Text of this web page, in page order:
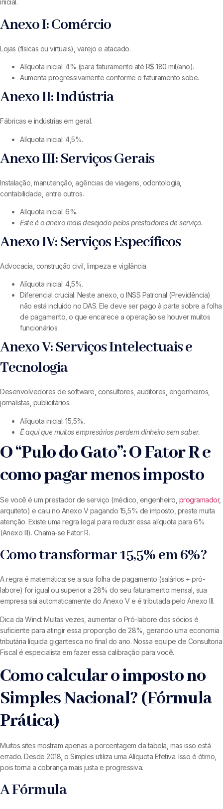
inicial.
Anexo I: Comércio
Lojas (físicas ou virtuais), varejo e atacado.
Alíquota inicial: 4% (para faturamento até R$ 180 mil/ano).
Aumenta progressivamente conforme o faturamento sobe.
Anexo II: Indústria
Fábricas e indústrias em geral.
Alíquota inicial: 4,5%.
Anexo III: Serviços Gerais
Instalação, manutenção, agências de viagens, odontologia,
contabilidade, entre outros.
Alíquota inicial: 6%.
Este é o anexo mais desejado pelos prestadores de serviço.
Anexo IV: Serviços Específicos
Advocacia, construção civil, limpeza e vigilância.
Alíquota inicial: 4,5%.
Diferencial crucial: Neste anexo, o INSS Patronal (Previdência)
não está incluído no DAS. Ele deve ser pago à parte sobre a folha
de pagamento, o que encarece a operação se houver muitos
funcionários.
Anexo V: Serviços Intelectuais e
Tecnologia
Desenvolvedores de software, consultores, auditores, engenheiros,
jornalistas, publicitários.
Alíquota inicial: 15,5%.
É aqui que muitos empresários perdem dinheiro sem saber.
O “Pulo do Gato”: O Fator R e
como pagar menos imposto
Se você é um prestador de serviço (médico, engenheiro, programador,
arquiteto) e caiu no Anexo V pagando 15,5% de imposto, preste muita
atenção. Existe uma regra legal para reduzir essa alíquota para 6%
(Anexo III). Chama-se Fator R.
Como transformar 15,5% em 6%?
A regra é matemática: se a sua folha de pagamento (salários + pró-
labore) for igual ou superior a 28% do seu faturamento mensal, sua
empresa sai automaticamente do Anexo V e é tributada pelo Anexo III.
Dica da Wind: Muitas vezes, aumentar o Pró-labore dos sócios é
suficiente para atingir essa proporção de 28%, gerando uma economia
tributária líquida gigantesca no final do ano. Nossa equipe de Consultoria
Fiscal é especialista em fazer essa calibração para você.
Como calcular o imposto no
Simples Nacional? (Fórmula
Prática)
Muitos sites mostram apenas a porcentagem da tabela, mas isso está
errado. Desde 2018, o Simples utiliza uma Alíquota Efetiva. Isso é ótimo,
pois torna a cobrança mais justa e progressiva.
A Fórmula